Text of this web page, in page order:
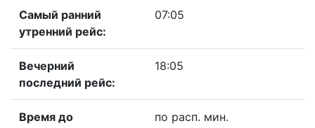
Самый ранний
утренний рейс:
07:05
Вечерний
последний рейс:
18:05
Время до
по расп. мин.